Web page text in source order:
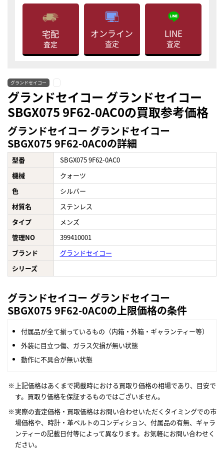
宅配
査定
オンライン
査定
LINE
査定
グランドセイコー
グランドセイコー グランドセイコー
SBGX075 9F62-0AC0の買取参考価格
グランドセイコー グランドセイコー
SBGX075 9F62-0AC0の詳細
型番
SBGX075 9F62-0AC0
機械
クォーツ
色
シルバー
材質名
ステンレス
タイプ
メンズ
管理NO
399410001
ブランド
グランドセイコー
シリーズ
グランドセイコー グランドセイコー
SBGX075 9F62-0AC0の上限価格の条件
付属品が全て揃っているもの（内箱・外箱・ギャランティー等）
外装に目立つ傷、ガラス欠損が無い状態
動作に不具合が無い状態
上記価格はあくまで掲載時における買取り価格の相場であり、目安で
す。買取り価格を保証するものではございません。
実際の査定価格・買取価格はお問い合わせいただくタイミングでの市
場価格や、時計・革ベルトのコンディション、付属品の有無、ギャラ
ンティーの記載日付等によって異なります。お気軽にお問い合わせく
ださい。